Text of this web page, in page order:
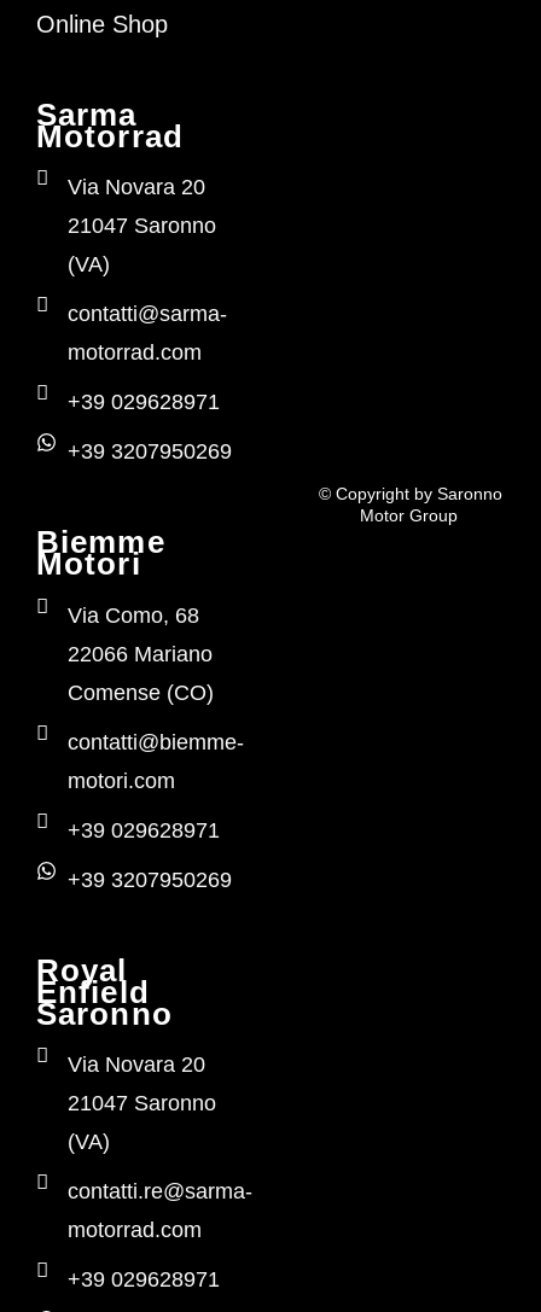
Online Shop
Sarma
Motorrad
Via Novara 20
21047 Saronno
(VA)
contatti@sarma-
motorrad.com
+39 029628971
+39 3207950269
Biemme
Motori
Via Como, 68
22066 Mariano
Comense (CO)
contatti@biemme-
motori.com
+39 029628971
+39 3207950269
Royal
Enfield
Saronno
Via Novara 20
21047 Saronno
(VA)
contatti.re@sarma-
motorrad.com
+39 029628971
© Copyright by Saronno
Motor Group